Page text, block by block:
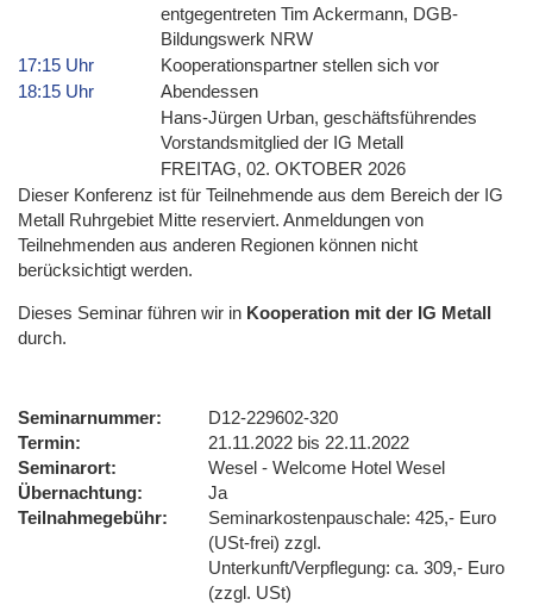
entgegentreten Tim Ackermann, DGB-
Bildungswerk NRW
17:15 Uhr
Kooperationspartner stellen sich vor
18:15 Uhr
Abendessen
Hans-Jürgen Urban, geschäftsführendes
Vorstandsmitglied der IG Metall
FREITAG, 02. OKTOBER 2026
Dieser Konferenz ist für Teilnehmende aus dem Bereich der IG
Metall Ruhrgebiet Mitte reserviert. Anmeldungen von
Teilnehmenden aus anderen Regionen können nicht
berücksichtigt werden.
Dieses Seminar führen wir in Kooperation mit der IG Metall
durch.
Seminarnummer
D12-229602-320
Termin
21.11.2022 bis 22.11.2022
Seminarort
Wesel - Welcome Hotel Wesel
Übernachtung
Ja
Teilnahmegebühr
Seminarkostenpauschale: 425,- Euro
(USt-frei) zzgl.
Unterkunft/Verpflegung: ca. 309,- Euro
(zzgl. USt)